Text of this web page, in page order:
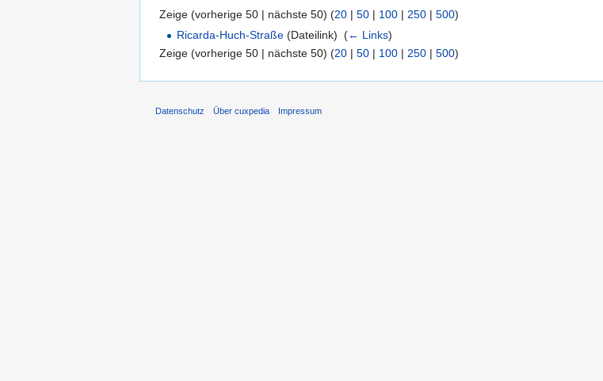
Zeige (vorherige 50 | nächste 50) (20 | 50 | 100 | 250 | 500)
Ricarda-Huch-Straße (Dateilink) ‎ (← Links)
Zeige (vorherige 50 | nächste 50) (20 | 50 | 100 | 250 | 500)
Datenschutz Über cuxpedia Impressum